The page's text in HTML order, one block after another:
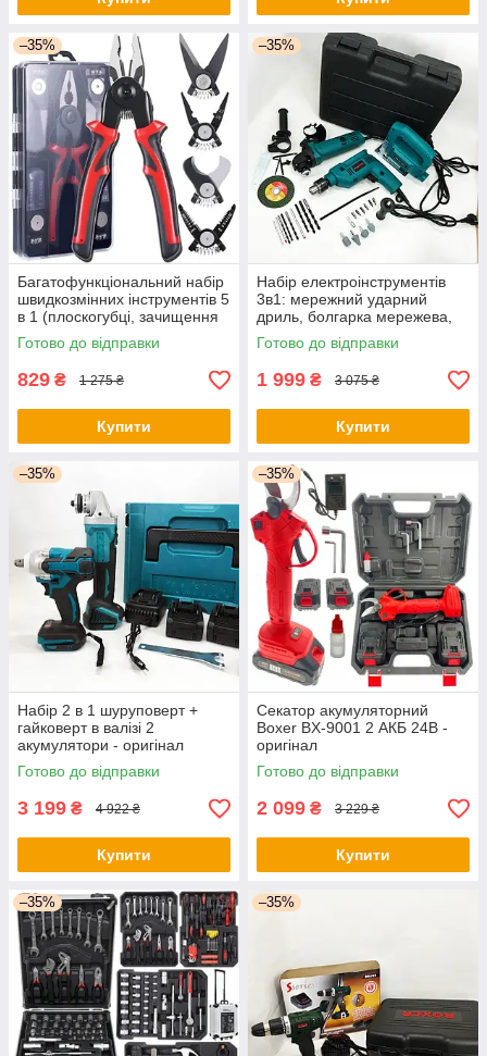
–35%
Багатофункціональний набір
швидкозмінних інструментів 5
в 1 (плоскогубці, зачищення
ізоляції, щипці обтискні) -
оригінал
Готово до відправки
829 ₴ 1 275 ₴
Купити
–35%
Набір електроінструментів
3в1: мережний ударний
дриль, болгарка мережева,
електричний лобзик
потужний - оригінал
Готово до відправки
1 999 ₴ 3 075 ₴
Купити
–35%
Набір 2 в 1 шуруповерт +
гайковерт в валізі 2
акумулятори - оригінал
Готово до відправки
3 199 ₴ 4 922 ₴
Купити
–35%
Секатор акумуляторний
Boxer BX-9001 2 АКБ 24В -
оригінал
Готово до відправки
2 099 ₴ 3 229 ₴
Купити
–35% –35%